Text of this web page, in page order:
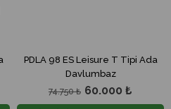
PDLA 98 ES Leisure T Tipi Ada
Davlumbaz
60.000 ₺
74.750 ₺